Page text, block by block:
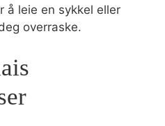
å leie en sykkel eller
overraske.